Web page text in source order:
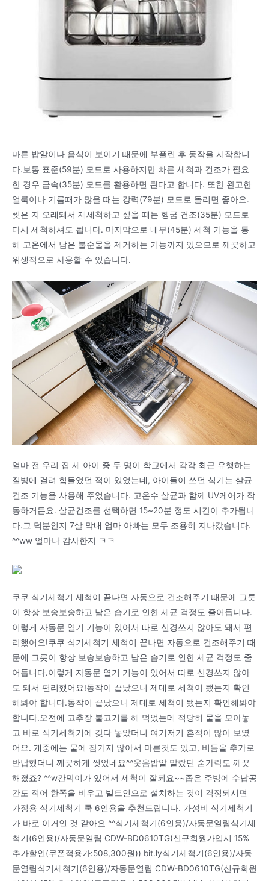
마른 밥알이나 음식이 보이기 때문에 부풀린 후 동작을 시작합니
다.보통 표준(59분) 모드로 사용하지만 빠른 세척과 건조가 필요
한 경우 급속(35분) 모드를 활용하면 된다고 합니다. 또한 완고한
얼룩이나 기름때가 많을 때는 강력(79분) 모드로 돌리면 좋아요.
씻은 지 오래돼서 재세척하고 싶을 때는 헹굼 건조(35분) 모드로
다시 세척하셔도 됩니다. 마지막으로 내부(45분) 세척 기능을 통
해 고온에서 남은 불순물을 제거하는 기능까지 있으므로 깨끗하고
위생적으로 사용할 수 있습니다.
얼마 전 우리 집 세 아이 중 두 명이 학교에서 각각 최근 유행하는
질병에 걸려 힘들었던 적이 있었는데, 아이들이 쓰던 식기는 살균
건조 기능을 사용해 주었습니다. 고온수 살균과 함께 UV케어가 작
동하거든요. 살균건조를 선택하면 15~20분 정도 시간이 추가됩니
다.그 덕분인지 7살 막내 엄마 아빠는 모두 조용히 지나갔습니다.
^^ww 얼마나 감사한지 ㅋㅋ
쿠쿠 식기세척기 세척이 끝나면 자동으로 건조해주기 때문에 그릇
이 항상 보송보송하고 남은 습기로 인한 세균 걱정도 줄어듭니다.
이렇게 자동문 열기 기능이 있어서 따로 신경쓰지 않아도 돼서 편
리했어요!쿠쿠 식기세척기 세척이 끝나면 자동으로 건조해주기 때
문에 그릇이 항상 보송보송하고 남은 습기로 인한 세균 걱정도 줄
어듭니다.이렇게 자동문 열기 기능이 있어서 따로 신경쓰지 않아
도 돼서 편리했어요!동작이 끝났으니 제대로 세척이 됐는지 확인
해봐야 합니다.동작이 끝났으니 제대로 세척이 됐는지 확인해봐야
합니다.오전에 고추장 불고기를 해 먹었는데 적당히 물을 모아놓
고 바로 식기세척기에 갖다 놓았더니 여기저기 흔적이 많이 보였
어요. 개중에는 물에 잠기지 않아서 마른것도 있고, 비듬을 추가로
반납했더니 깨끗하게 씻었네요^^웃음밥알 말랐던 숟가락도 깨끗
해졌죠? ^^w칸막이가 있어서 세척이 잘되요~~좁은 주방에 수납공
간도 적어 한쪽을 비우고 빌트인으로 설치하는 것이 걱정되시면
가정용 식기세척기 쿡 6인용을 추천드립니다. 가성비 식기세척기
가 바로 이거인 것 같아요 ^^식기세척기(6인용)/자동문열림식기세
척기(6인용)/자동문열림 CDW-BD0610TG(신규회원가입시 15%
추가할인(쿠폰적용가:508,300원)) bit.ly식기세척기(6인용)/자동
문열림식기세척기(6인용)/자동문열림 CDW-BD0610TG(신규회원